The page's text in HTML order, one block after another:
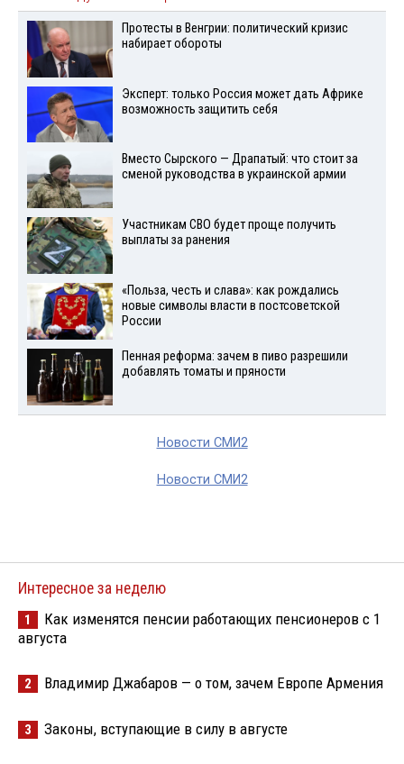
Протесты в Венгрии: политический кризис
набирает обороты
Эксперт: только Россия может дать Африке
возможность защитить себя
Вместо Сырского — Драпатый: что стоит за
сменой руководства в украинской армии
Участникам СВО будет проще получить
выплаты за ранения
«Польза, честь и слава»: как рождались
новые символы власти в постсоветской
России
Пенная реформа: зачем в пиво разрешили
добавлять томаты и пряности
Новости СМИ2
Новости СМИ2
Интересное за неделю
1
Как изменятся пенсии работающих пенсионеров с 1
августа
2 Владимир Джабаров — о том, зачем Европе Армения
3 Законы, вступающие в силу в августе